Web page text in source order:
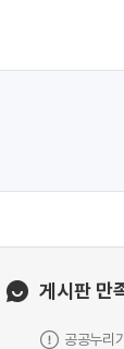
게시판 만
공공누리